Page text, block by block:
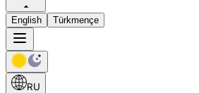
English Türkmençe
RU